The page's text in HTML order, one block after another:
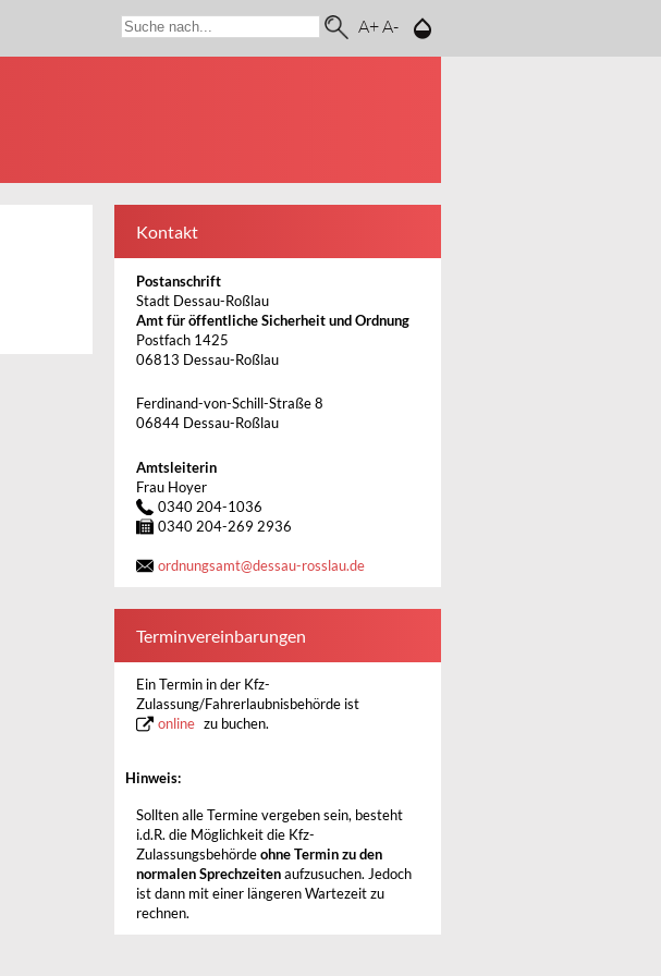
A+A-
Kontakt
Postanschrift
Stadt Dessau-Roßlau
Amt für öffentliche Sicherheit und Ordnung
Postfach 1425
06813 Dessau-Roßlau
Ferdinand-von-Schill-Straße 8
06844 Dessau-Roßlau
Amtsleiterin
Frau Hoyer
0340 204-1036
0340 204-269 2936
ordnungsamt@dessau-rosslau.de
Terminvereinbarungen
Ein Termin in der Kfz-
Zulassung/Fahrerlaubnisbehörde ist
online zu buchen.
Hinweis:
Sollten alle Termine vergeben sein, besteht
i.d.R. die Möglichkeit die Kfz-
Zulassungsbehörde ohne Termin zu den
normalen Sprechzeiten aufzusuchen. Jedoch
ist dann mit einer längeren Wartezeit zu
rechnen.